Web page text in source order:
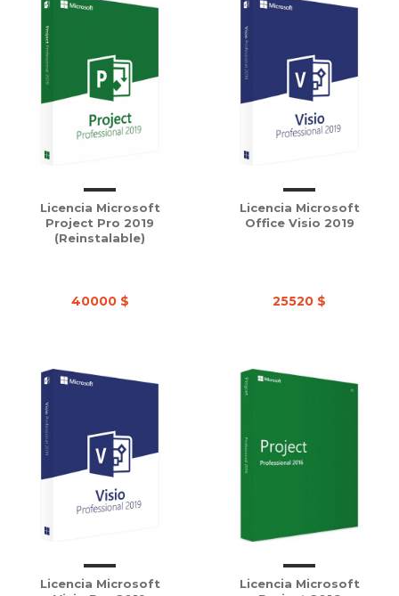
Licencia Microsoft
Project Pro 2019
(Reinstalable)
40000 $
Licencia Microsoft
Office Visio 2019
25520 $
Licencia Microsoft
Licencia Microsoft